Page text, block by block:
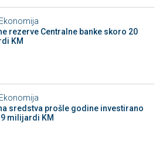
Ekonomija
rezerve Centralne banke skoro 20
KM
Ekonomija
sredstva prošle godine investirano
milijardi KM